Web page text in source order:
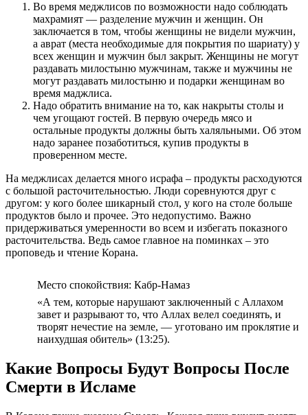
Во время меджлисов по возможности надо соблюдать
махрамият — разделение мужчин и женщин. Он
заключается в том, чтобы женщины не видели мужчин,
а аврат (места необходимые для покрытия по шариату) у
всех женщин и мужчин был закрыт. Женщины не могут
раздавать милостыню мужчинам, также и мужчины не
могут раздавать милостыню и подарки женщинам во
время маджлиса.
Надо обратить внимание на то, как накрыты столы и
чем угощают гостей. В первую очередь мясо и
остальные продукты должны быть халяльными. Об этом
надо заранее позаботиться, купив продукты в
проверенном месте.
На меджлисах делается много исрафа – продукты расходуются
с большой расточительностью. Люди соревнуются друг с
другом: у кого более шикарный стол, у кого на столе больше
продуктов было и прочее. Это недопустимо. Важно
придерживаться умеренности во всем и избегать показного
расточительства. Ведь самое главное на поминках – это
проповедь и чтение Корана.
Место спокойствия: Кабр-Намаз
«А тем, которые нарушают заключенный с Аллахом
завет и разрывают то, что Аллах велел соединять, и
творят нечестие на земле, — уготовано им проклятие и
наихудшая обитель» (13:25).
Какие Вопросы Будут Вопросы После
Смерти в Исламе